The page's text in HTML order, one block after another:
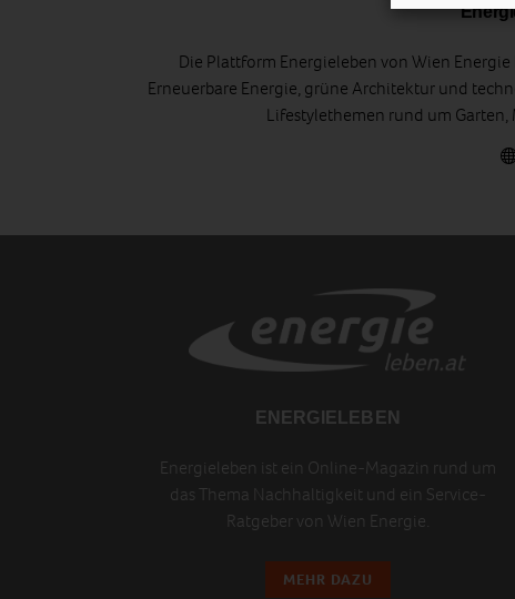
Die Plattform Energieleben von Wien
Erneuerbare Energie, grüne Architektur und
Lifestylethemen rund um
ENERGIELEBEN
Energieleben ist ein Online-Magazin rund um
das Thema Nachhaltigkeit und ein Service-
Ratgeber von Wien Energie.
MEHR DAZU